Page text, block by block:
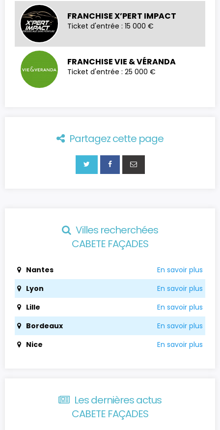
FRANCHISE X’PERT IMPACT
Ticket d'entrée : 15 000 €
FRANCHISE VIE & VÉRANDA
Ticket d'entrée : 25 000 €
Partagez cette page
Villes recherchées
CABETE FAÇADES
Nantes
En savoir plus
Lyon
En savoir plus
Lille
En savoir plus
Bordeaux
En savoir plus
Nice
En savoir plus
Les dernières actus
CABETE FAÇADES